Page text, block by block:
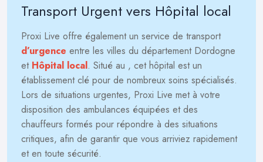
Transport Urgent vers Hôpital local
Proxi Live offre également un service de transport
d’urgence entre les villes du département Dordogne
et Hôpital local. Situé au , cet hôpital est un
établissement clé pour de nombreux soins spécialisés.
Lors de situations urgentes, Proxi Live met à votre
disposition des ambulances équipées et des
chauffeurs formés pour répondre à des situations
critiques, afin de garantir que vous arriviez rapidement
et en toute sécurité.